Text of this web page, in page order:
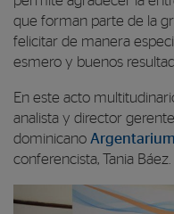
que forman parte de la
felicitar de manera
esmero y buenos
En este acto
analista y director
dominicano Argentarium
conferencista, Tania Báez.